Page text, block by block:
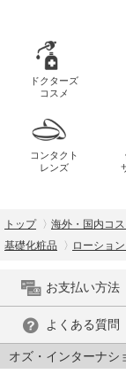
ドクターズ
コスメ
コンタクト
レンズ
トップ 海外・国内コ
基礎化粧品
ローショ
お支払い方法
よくある質問
オズ・インターナシ